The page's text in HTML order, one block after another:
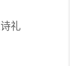
礼